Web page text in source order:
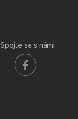
Spojte se s námi